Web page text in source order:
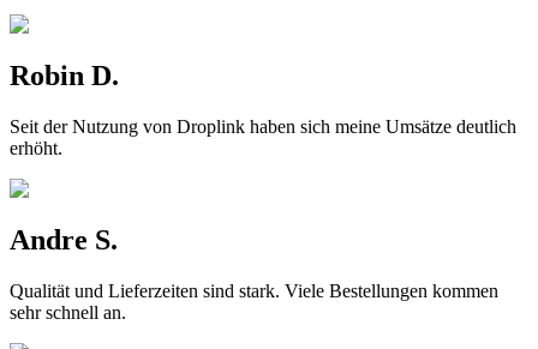
Robin D.
Seit der Nutzung von Droplink haben sich meine Umsätze deutlich
erhöht.
Andre S.
Qualität und Lieferzeiten sind stark. Viele Bestellungen kommen
sehr schnell an.